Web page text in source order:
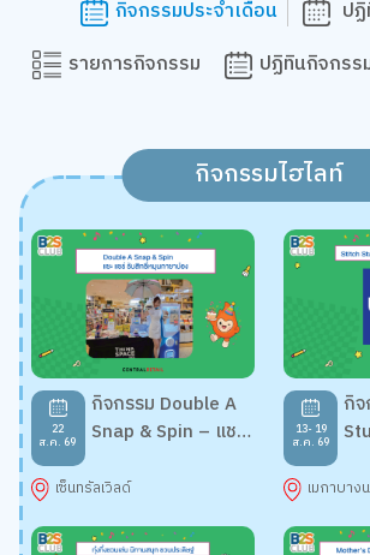
กิจกรรมประจำเดือน
ป
รายการกิจกรรม
ปฏิทินกิจกรร
กิจกรรมไฮไลท์
22
ส.ค. 69
กิจกรรม Double A
Snap & Spin – แชะ
ปอง
เซ็นทรัลเวิลด์
13- 19
ส.ค. 69
กิ
ผ้า
เมกาบาง